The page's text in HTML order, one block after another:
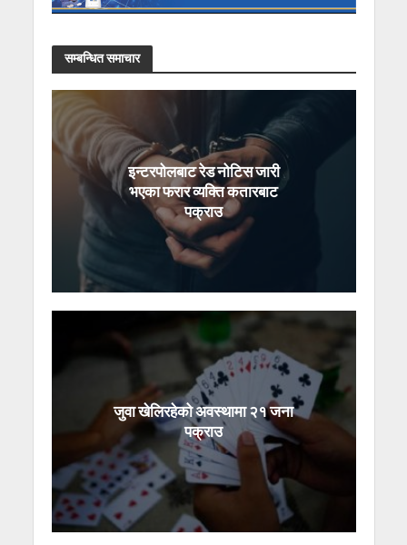
सम्बन्धित समाचार
इन्टरपोलबाट रेड नोटिस जारी
भएका फरार व्यक्ति कतारबाट
पक्राउ
जुवा खेलिरहेको अवस्थामा २१ जना
पक्राउ